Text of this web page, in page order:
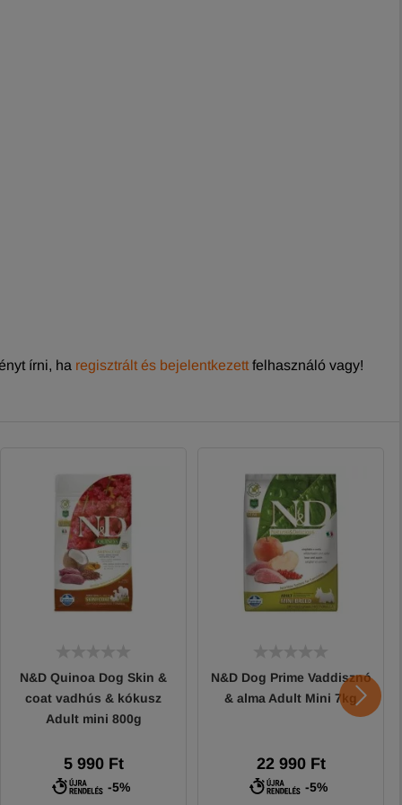
írni, ha regisztrált és bejelentkezett felhasználó vagy!
N&D Quinoa Dog Skin &
coat vadhús & kókusz
Adult mini 800g
5 990 Ft
-5%
N&D Dog Prime Vaddisznó
& alma Adult Mini 7kg
22 990 Ft
-5%